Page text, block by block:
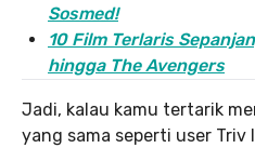
Sosmed!
10 Film Terlaris
hingga The Avengers
Jadi, kalau kamu tertarik
yang sama seperti user Triv